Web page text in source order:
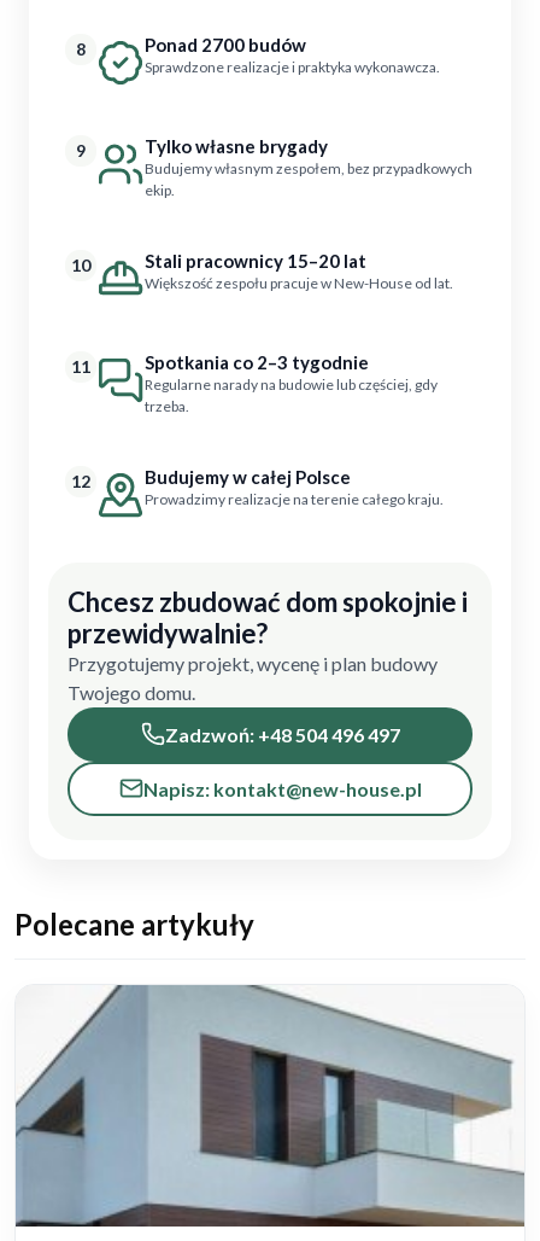
8 Ponad 2700 budów
Sprawdzone realizacje i praktyka wykonawcza.
9 Tylko własne brygady
Budujemy własnym zespołem, bez przypadkowych
ekip.
10 Stali pracownicy 15–20 lat
Większość zespołu pracuje w New-House od lat.
11 Spotkania co 2–3 tygodnie
Regularne narady na budowie lub częściej, gdy
trzeba.
12 Budujemy w całej Polsce
Prowadzimy realizacje na terenie całego kraju.
Chcesz zbudować dom spokojnie i
przewidywalnie?
Przygotujemy projekt, wycenę i plan budowy
Twojego domu.
Zadzwoń: +48 504 496 497
Napisz: kontakt@new-house.pl
Polecane artykuły